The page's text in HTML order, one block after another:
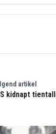
artikel
kidnapt